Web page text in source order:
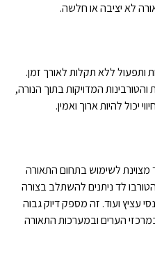
לא יציבה או חלשה.
ותפעול ללא תקלות לאורך זמן.
המדויקות בתוך הנורה,
יכול להיות ארוך ואמין.
מצוינת לשימוש בתחום התאורה
לד ניתנים להשתלב בצורה
עציץ ועוד. זה מספק דיוק גבוה
הערים ובמערכות התאורה